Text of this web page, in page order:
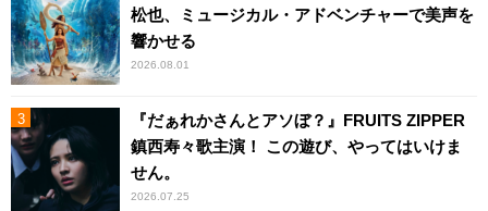
松也、ミュージカル・アドベンチャーで美声を
響かせる
2026.08.01
『だぁれかさんとアソぼ？』FRUITS ZIPPER
鎮西寿々歌主演！ この遊び、やってはいけま
せん。
2026.07.25